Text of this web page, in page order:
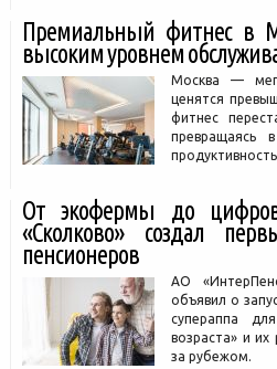
Премиальный фитнес в
высоким уровнем
Москва —
ценятся
фитнес
превращаясь
От экофермы до
«Сколково» создал
пенсионеров
АО
объявил о
супераппа
возраста» и
за рубежом.